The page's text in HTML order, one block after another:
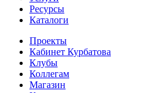
Ресурсы
Каталоги
Проекты
Кабинет Курбатова
Клубы
Коллегам
Магазин